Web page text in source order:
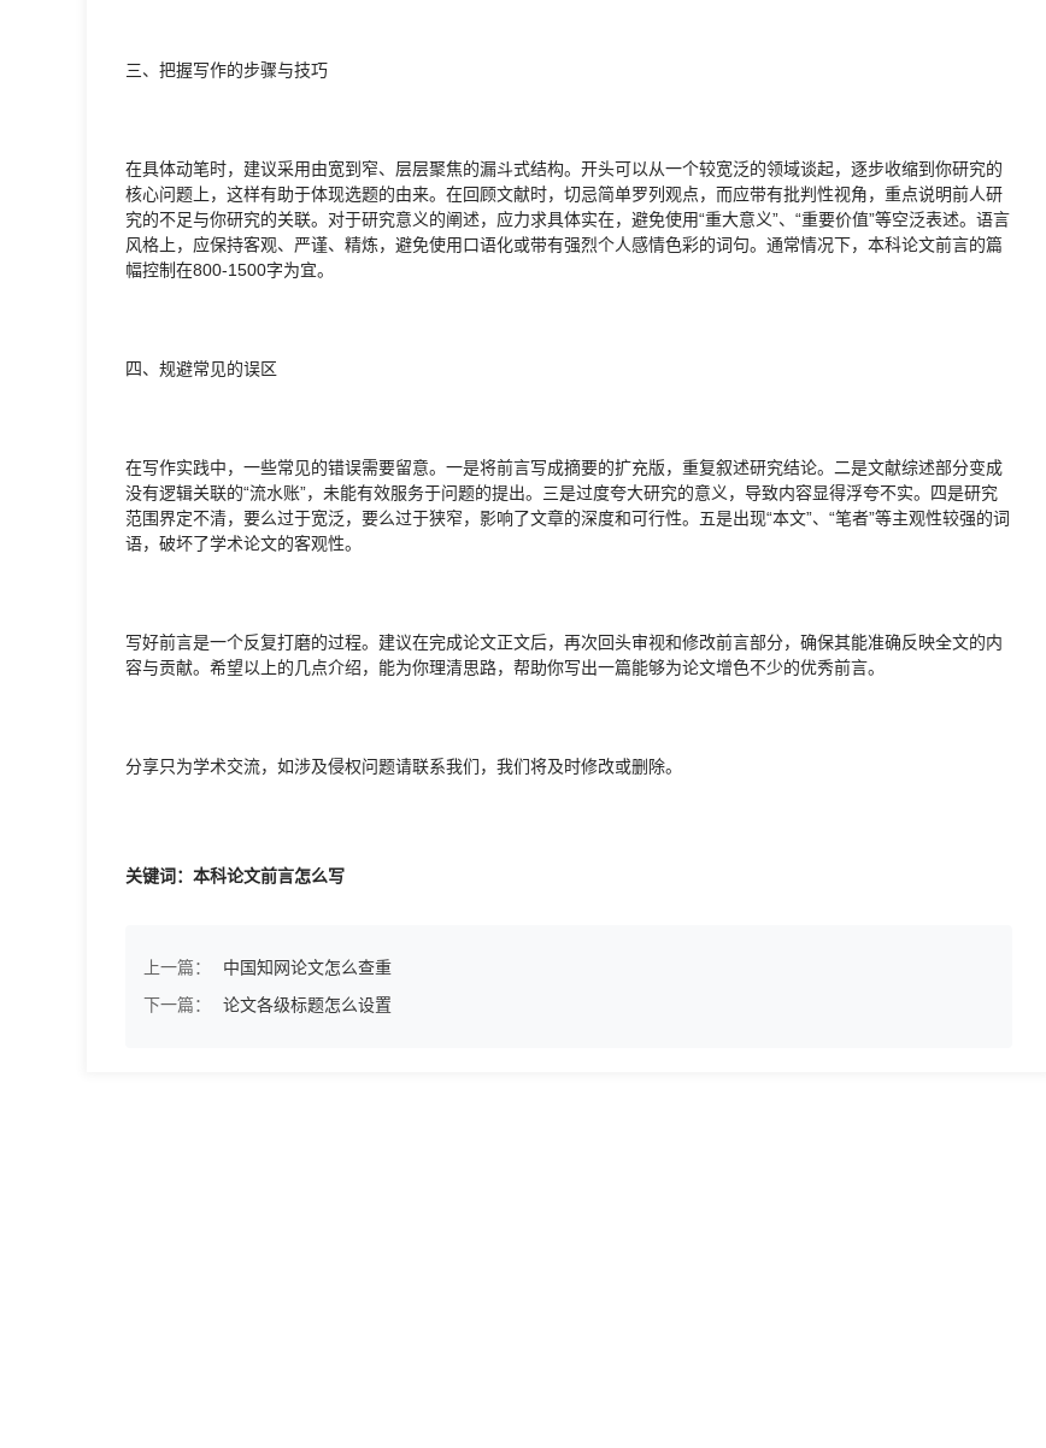
三、把握写作的步骤与技巧
在具体动笔时，建议采用由宽到窄、层层聚焦的漏斗式结构。开头可以从一个较宽泛的领域谈起，逐步收缩到你研究的
核心问题上，这样有助于体现选题的由来。在回顾文献时，切忌简单罗列观点，而应带有批判性视角，重点说明前人研
究的不足与你研究的关联。对于研究意义的阐述，应力求具体实在，避免使用“重大意义”、“重要价值”等空泛表述。语言
风格上，应保持客观、严谨、精炼，避免使用口语化或带有强烈个人感情色彩的词句。通常情况下，本科论文前言的篇
幅控制在800-1500字为宜。
四、规避常见的误区
在写作实践中，一些常见的错误需要留意。一是将前言写成摘要的扩充版，重复叙述研究结论。二是文献综述部分变成
没有逻辑关联的“流水账”，未能有效服务于问题的提出。三是过度夸大研究的意义，导致内容显得浮夸不实。四是研究
范围界定不清，要么过于宽泛，要么过于狭窄，影响了文章的深度和可行性。五是出现“本文”、“笔者”等主观性较强的词
语，破坏了学术论文的客观性。
写好前言是一个反复打磨的过程。建议在完成论文正文后，再次回头审视和修改前言部分，确保其能准确反映全文的内
容与贡献。希望以上的几点介绍，能为你理清思路，帮助你写出一篇能够为论文增色不少的优秀前言。
分享只为学术交流，如涉及侵权问题请联系我们，我们将及时修改或删除。
关键词：本科论文前言怎么写
上一篇：
中国知网论文怎么查重
下一篇：
论文各级标题怎么设置